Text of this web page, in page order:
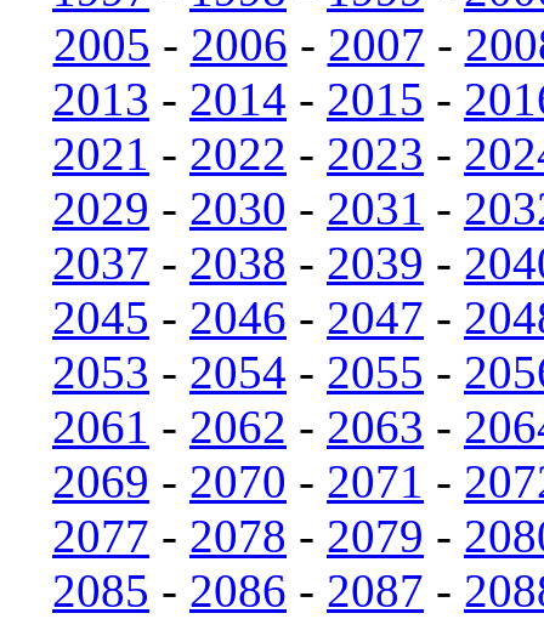
2005 - 2006 - 2007 -
2013 - 2014 - 2015 -
2021 - 2022 - 2023 -
2029 - 2030 - 2031 -
2037 - 2038 - 2039 -
2045 - 2046 - 2047 -
2053 - 2054 - 2055 -
2061 - 2062 - 2063 -
2069 - 2070 - 2071 -
2077 - 2078 - 2079 -
2085 - 2086 - 2087 -